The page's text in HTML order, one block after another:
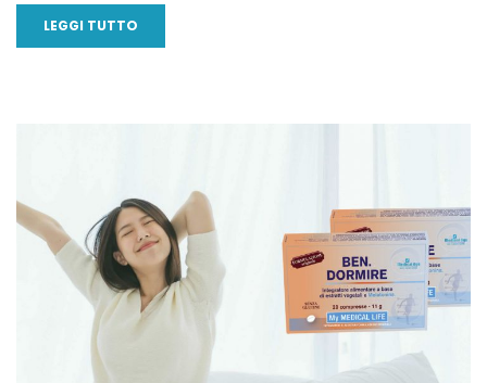
LEGGI TUTTO